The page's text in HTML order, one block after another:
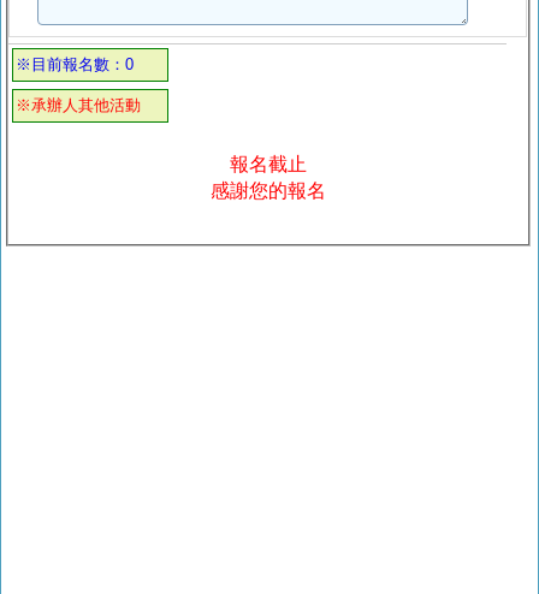
※目前報名數：0
※承辦人其他活動
報名截止
感謝您的報名